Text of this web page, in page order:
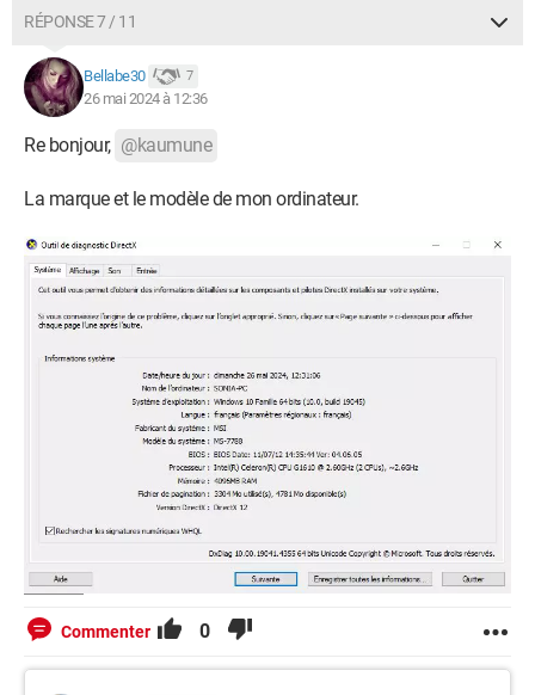
RÉPONSE 7 / 11
Bellabe30 7
26 mai 2024 à 12:36
Re bonjour, @kaumune
La marque et le modèle de mon ordinateur.
Commenter 0